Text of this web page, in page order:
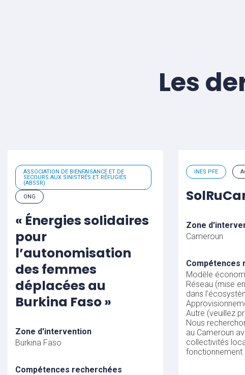
Les
ASSOCIATION DE BIENFAISANCE ET DE
SECOURS AUX SINISTRÉS ET RÉFUGIÉS
(ABSSR)
ONG
« Énergies solidaires
pour
l’autonomisation
des femmes
déplacées au
Burkina Faso »
Zone d'intervention
Burkina Faso
Compétences recherchées
INES PFE
Zone
Cameroun
Compétences
Modèle
Réseau (mise
dans
Autre (veuillez
Nous
au Cameroun
collectivités
fonctionnement